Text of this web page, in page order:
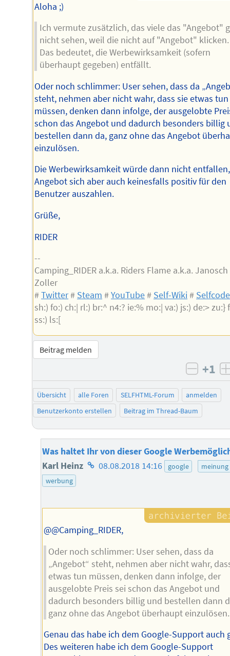
Aloha ;)
Ich vermute zusätzlich, das viele das "Angebot"
nicht sehen, weil die nicht auf "Angebot" klicken.
Das bedeutet, die Werbewirksamkeit (sofern
überhaupt gegeben) entfällt.
Oder noch schlimmer: User sehen, dass da
steht, nehmen aber nicht wahr, dass sie etwas tun
müssen, denken dann infolge, der ausgelobte
schon das Angebot und dadurch besonders billig
bestellen dann da, ganz ohne das Angebot
einzulösen.
Die Werbewirksamkeit würde dann nicht
Angebot sich aber auch keinesfalls positiv für den
Benutzer auszahlen.
Grüße,
RIDER
--
Camping_RIDER a.k.a. Riders Flame a.k.a. Janosch
Zoller
#Twitter# Steam #YouTube# Self-Wiki# Selfcode
sh:) fo:) ch:| rl:) br:^ n4:? ie:% mo:| va:) js:) de:> zu:}
ss:) ls:[
Beitrag melden
+1
Übersicht alle Foren SELFHTML-Forum
anmelden
Benutzerkonto erstellen
Beitrag im Thread-Baum
Was haltet Ihr von dieser Google
Karl Heinz Homepage
08.08.2018 14:16 google
meinung
werbung
@@Camping_RIDER,
Oder noch schlimmer: User sehen, dass da
„Angebot“ steht, nehmen aber nicht wahr,
etwas tun müssen, denken dann infolge, der
ausgelobte Preis sei schon das Angebot und
dadurch besonders billig und bestellen dann
ganz ohne das Angebot überhaupt einzulösen.
Genau das habe ich dem Google-Support auch
Des weiteren habe ich dem Google-Support